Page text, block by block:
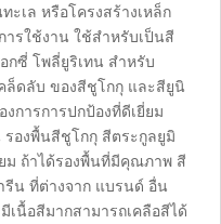
ะเล หรือโครงสร้างเหล็ก
ารใช้งาน ใช้สำหรับเป็นสี
ซี่ โพลี่ยูริเทน สำหรับ
ล็ดลับ ของสีชูโกกุ และสียูนิ
การการปกป้องที่ดีเยี่ยม
องพื้นสีชูโกกุ สีตระกูลยูมิ
ม ถ้าได้รองพื้นที่มีคุณภาพ สี
น ที่ต่างจาก แบรนด์ อื่น
เนื้อสีมากสามารถเคลือสีได้